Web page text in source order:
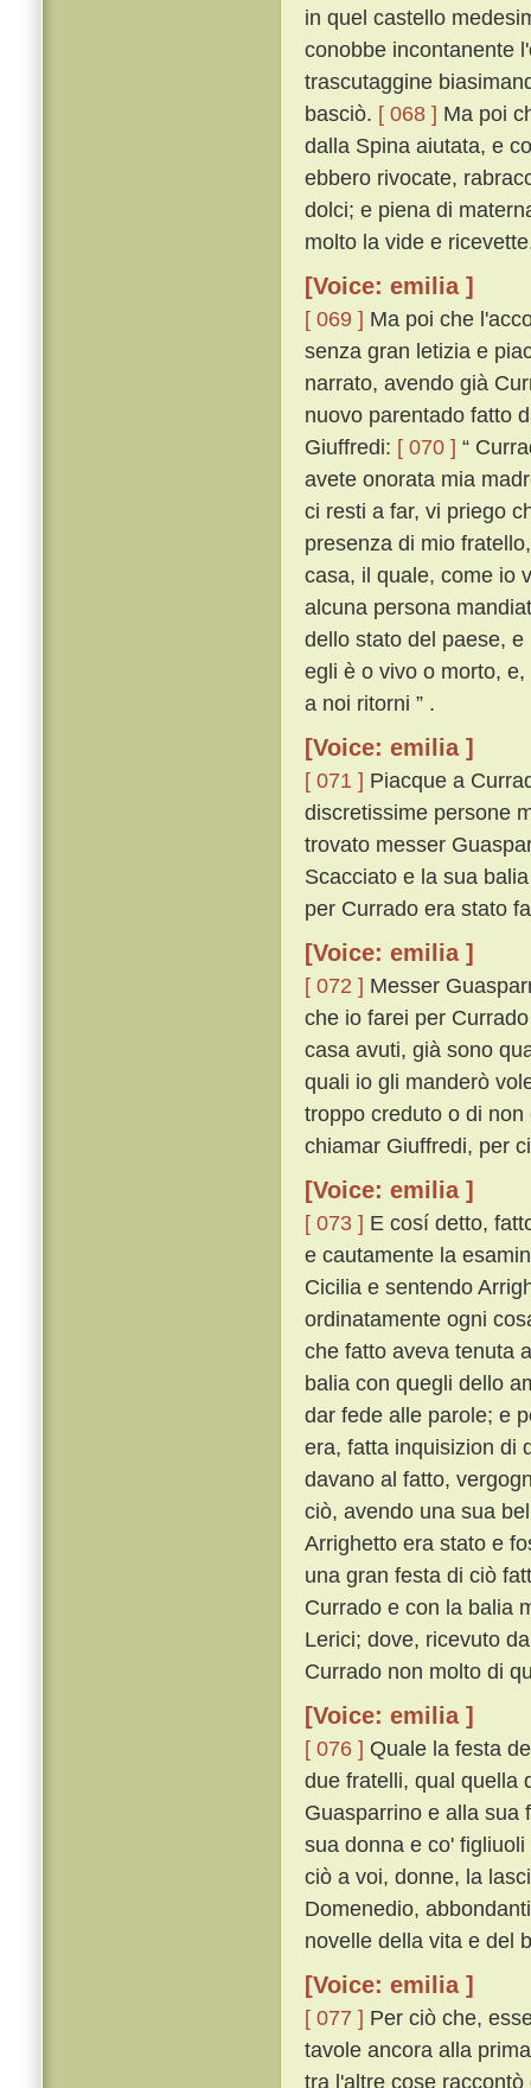
in quel castello
conobbe incontanente
trascutaggine
basciò. [ 068 ] Ma poi
dalla Spina aiutata, e
ebbero rivocate,
dolci; e piena di
molto la vide e
[Voice: emilia ]
[ 069 ] Ma poi che
senza gran letizia e
narrato, avendo già
nuovo parentado fatto
Giuffredi: [ 070 ] “
avete onorata mia
ci resti a far, vi priego
presenza di mio
casa, il quale, come io
alcuna persona
dello stato del paese,
egli è o vivo o morto,
a noi ritorni ” .
[Voice: emilia ]
[ 071 ] Piacque a
discretissime persone
trovato messer
Scacciato e la sua
per Currado era stato
[Voice: emilia ]
[ 072 ] Messer
che io farei per
casa avuti, già sono
quali io gli manderò
troppo creduto o di
chiamar Giuffredi, per
[Voice: emilia ]
[ 073 ] E cosí detto,
e cautamente la
Cicilia e sentendo
ordinatamente ogni
che fatto aveva tenuta
balia con quegli dello
dar fede alle parole; e
era, fatta inquisizion di
davano al fatto,
ciò, avendo una sua
Arrighetto era stato e
una gran festa di ciò
Currado e con la balia
Lerici; dove, ricevuto
Currado non molto di
[Voice: emilia ]
[ 076 ] Quale la festa
due fratelli, qual quella
Guasparrino e alla sua
sua donna e co'
ciò a voi, donne, la
Domenedio,
novelle della vita e del
[Voice: emilia ]
[ 077 ] Per ciò che,
tavole ancora alla
tra l'altre cose